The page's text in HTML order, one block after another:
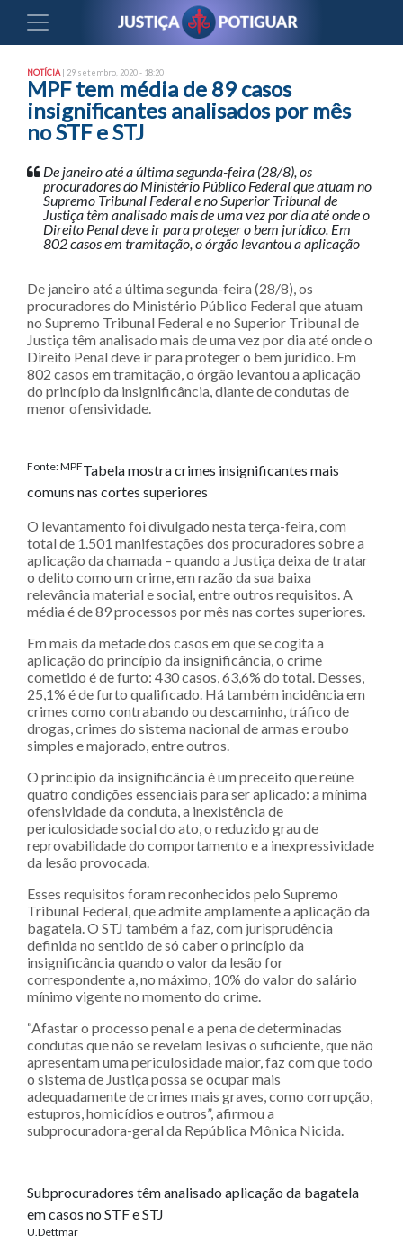
NOTÍCIA | 29 setembro, 2020 - 18:20
MPF tem média de 89 casos
insignificantes analisados por mês
no STF e STJ
De janeiro até a última segunda-feira (28/8), os
procuradores do Ministério Público Federal que atuam no
Supremo Tribunal Federal e no Superior Tribunal de
Justiça têm analisado mais de uma vez por dia até onde o
Direito Penal deve ir para proteger o bem jurídico. Em
802 casos em tramitação, o órgão levantou a aplicação
De janeiro até a última segunda-feira (28/8), os
procuradores do Ministério Público Federal que atuam
no Supremo Tribunal Federal e no Superior Tribunal de
Justiça têm analisado mais de uma vez por dia até onde o
Direito Penal deve ir para proteger o bem jurídico. Em
802 casos em tramitação, o órgão levantou a aplicação
do princípio da insignificância, diante de condutas de
menor ofensividade.
Fonte: MPFTabela mostra crimes insignificantes mais
comuns nas cortes superiores
O levantamento foi divulgado nesta terça-feira, com
total de 1.501 manifestações dos procuradores sobre a
aplicação da chamada – quando a Justiça deixa de tratar
o delito como um crime, em razão da sua baixa
relevância material e social, entre outros requisitos. A
média é de 89 processos por mês nas cortes superiores.
Em mais da metade dos casos em que se cogita a
aplicação do princípio da insignificância, o crime
cometido é de furto: 430 casos, 63,6% do total. Desses,
25,1% é de furto qualificado. Há também incidência em
crimes como contrabando ou descaminho, tráfico de
drogas, crimes do sistema nacional de armas e roubo
simples e majorado, entre outros.
O princípio da insignificância é um preceito que reúne
quatro condições essenciais para ser aplicado: a mínima
ofensividade da conduta, a inexistência de
periculosidade social do ato, o reduzido grau de
reprovabilidade do comportamento e a inexpressividade
da lesão provocada.
Esses requisitos foram reconhecidos pelo Supremo
Tribunal Federal, que admite amplamente a aplicação da
bagatela. O STJ também a faz, com jurisprudência
definida no sentido de só caber o princípio da
insignificância quando o valor da lesão for
correspondente a, no máximo, 10% do valor do salário
mínimo vigente no momento do crime.
“Afastar o processo penal e a pena de determinadas
condutas que não se revelam lesivas o suficiente, que não
apresentam uma periculosidade maior, faz com que todo
o sistema de Justiça possa se ocupar mais
adequadamente de crimes mais graves, como corrupção,
estupros, homicídios e outros”, afirmou a
subprocuradora-geral da República Mônica Nicida.
Subprocuradores têm analisado aplicação da bagatela
em casos no STF e STJ
U.Dettmar